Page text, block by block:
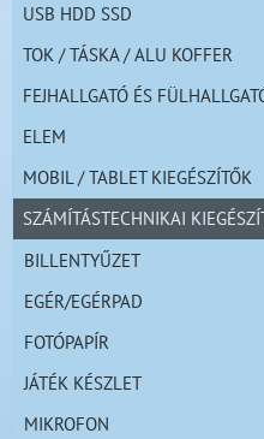
USB HDD SSD
TOK / TÁSKA / ALU KOFFER
FEJHALLGATÓ ÉS
ELEM
MOBIL / TABLET KIEGÉSZÍTŐK
SZÁMÍTÁSTECHNIKAI
BILLENTYŰZET
EGÉR/EGÉRPAD
FOTÓPAPÍR
JÁTÉK KÉSZLET
MIKROFON